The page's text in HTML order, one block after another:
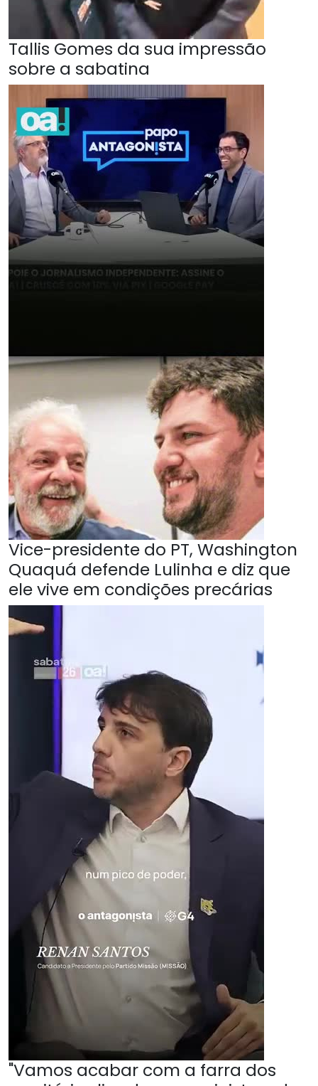
Tallis Gomes da sua impressão
sobre a sabatina
Vice-presidente do PT, Washington
Quaquá defende Lulinha e diz que
ele vive em condições precárias
"Vamos acabar com a farra dos